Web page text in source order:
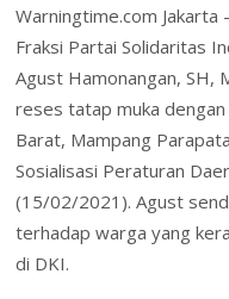
a
l
tn
t
F
r
i
e
n
a
e
Warningtime.com Jakarta
Fraksi Partai Solidaritas
Agust Hamonangan, SH,
reses tatap muka
Barat, Mampang
Sosialisasi Peraturan
(15/02/2021). Agust
terhadap warga yang
di DKI.